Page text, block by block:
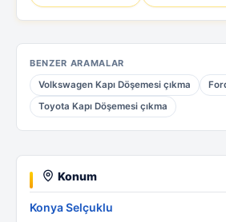
BENZER ARAMALAR
Volkswagen Kapı Döşemesi çıkma
Toyota Kapı Döşemesi çıkma
Konum
Konya Selçuklu